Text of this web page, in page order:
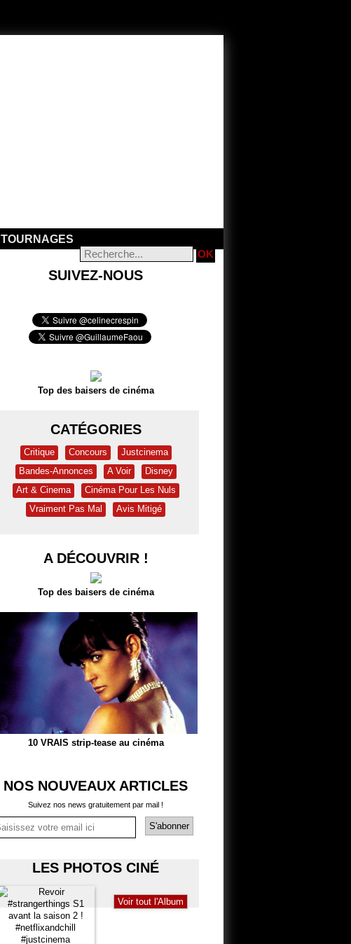
TOURNAGES
SUIVEZ-NOUS
Top des baisers de cinéma
CATÉGORIES
Critique Concours
Justcinema
Bandes-Annonces
A Voir
Disney
Art & Cinema
Cinéma Pour Les Nuls
Vraiment Pas Mal
Avis Mitigé
A DÉCOUVRIR !
Top des baisers de cinéma
10 VRAIS strip-tease au cinéma
NOS NOUVEAUX ARTICLES
Suivez nos news gratuitement par mail !
LES PHOTOS CINÉ
Voir tout l'Album